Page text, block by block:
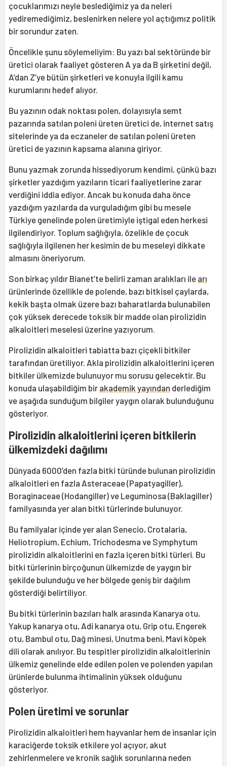
çocuklarımızı neyle beslediğimiz ya da neleri
yediremediğimiz, beslenirken nelere yol açtığımız politik
bir sorundur zaten.
Öncelikle şunu söylemeliyim: Bu yazı bal sektöründe bir
üretici olarak faaliyet gösteren A ya da B şirketini değil,
A’dan Z’ye bütün şirketleri ve konuyla ilgili kamu
kurumlarını hedef alıyor.
Bu yazının odak noktası polen, dolayısıyla semt
pazarında satılan poleni üreten üretici de, internet satış
sitelerinde ya da eczaneler de satılan poleni üreten
üretici de yazının kapsama alanına giriyor.
Bunu yazmak zorunda hissediyorum kendimi, çünkü bazı
şirketler yazdığım yazıların ticari faaliyetlerine zarar
verdiğini iddia ediyor. Ancak bu konuda daha önce
yazdığım yazılarda da vurguladığım gibi bu mesele
Türkiye genelinde polen üretimiyle iştigal eden herkesi
ilgilendiriyor. Toplum sağlığıyla, özelikle de çocuk
sağlığıyla ilgilenen her kesimin de bu meseleyi dikkate
almasını öneriyorum.
Son birkaç yıldır Bianet’te belirli zaman aralıkları ile arı
ürünlerinde özellikle de polende, bazı bitkisel çaylarda,
kekik başta olmak üzere bazı baharatlarda bulunabilen
çok yüksek derecede toksik bir madde olan pirolizidin
alkaloitleri meselesi üzerine yazıyorum.
Pirolizidin alkaloitleri tabiatta bazı çiçekli bitkiler
tarafından üretiliyor. Akla pirolizidin alkaloitlerini içeren
bitkiler ülkemizde bulunuyor mu sorusu gelecektir. Bu
konuda ulaşabildiğim bir akademik yayından derlediğim
ve aşağıda sunduğum bilgiler yaygın olarak bulunduğunu
gösteriyor.
Pirolizidin alkaloitlerini içeren bitkilerin
ülkemizdeki dağılımı
Dünyada 6000’den fazla bitki türünde bulunan pirolizidin
alkaloitleri en fazla Asteraceae (Papatyagiller),
Boraginaceae (Hodangiller) ve Leguminosa (Baklagiller)
familyasında yer alan bitki türlerinde bulunuyor.
Bu familyalar içinde yer alan Senecio, Crotalaria,
Heliotropium, Echium, Trichodesma ve Symphytum
pirolizidin alkaloitlerini en fazla içeren bitki türleri. Bu
bitki türlerinin birçoğunun ülkemizde de yaygın bir
şekilde bulunduğu ve her bölgede geniş bir dağılım
gösterdiği belirtiliyor.
Bu bitki türlerinin bazıları halk arasında Kanarya otu,
Yakup kanarya otu, Adi kanarya otu, Grip otu, Engerek
otu, Bambul otu, Dağ minesi, Unutma beni, Mavi köpek
dili olarak anılıyor. Bu tespitler pirolizidin alkaloitlerinin
ülkemiz genelinde elde edilen polen ve polenden yapılan
ürünlerde bulunma ihtimalinin yüksek olduğunu
gösteriyor.
Polen üretimi ve sorunlar
Pirolizidin alkaloitleri hem hayvanlar hem de insanlar için
karaciğerde toksik etkilere yol açıyor, akut
zehirlenmelere ve kronik sağlık sorunlarına neden